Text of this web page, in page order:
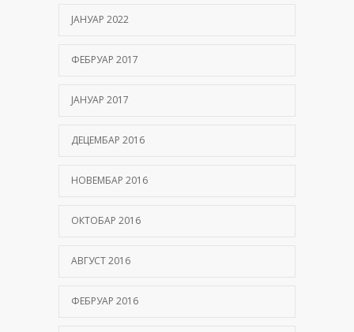
ЈАНУАР 2022
ФЕБРУАР 2017
ЈАНУАР 2017
ДЕЦЕМБАР 2016
НОВЕМБАР 2016
ОКТОБАР 2016
АВГУСТ 2016
ФЕБРУАР 2016